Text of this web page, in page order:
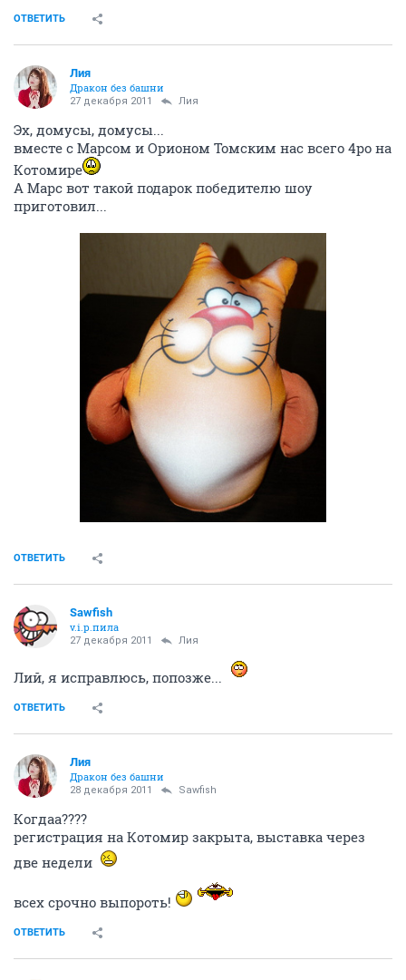
ОТВЕТИТЬ
Лия
Дракон без башни
27 декабря 2011 Лия
Эх, домусы, домусы...
вместе с Марсом и Орионом Томским нас всего 4ро на
Котомире
А Марс вот такой подарок победителю шоу
приготовил...
ОТВЕТИТЬ
Sawfish
v.i.p.пила
27 декабря 2011 Лия
Лий, я исправлюсь, попозже...
ОТВЕТИТЬ
Лия
Дракон без башни
28 декабря 2011 Sawfish
Когдаа????
регистрация на Котомир закрыта, выставка через
две недели
всех срочно выпороть!
ОТВЕТИТЬ